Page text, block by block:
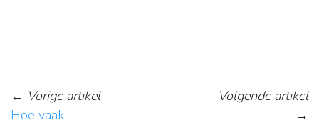
← Vorige artikel
Hoe vaak
Volgende artikel
→